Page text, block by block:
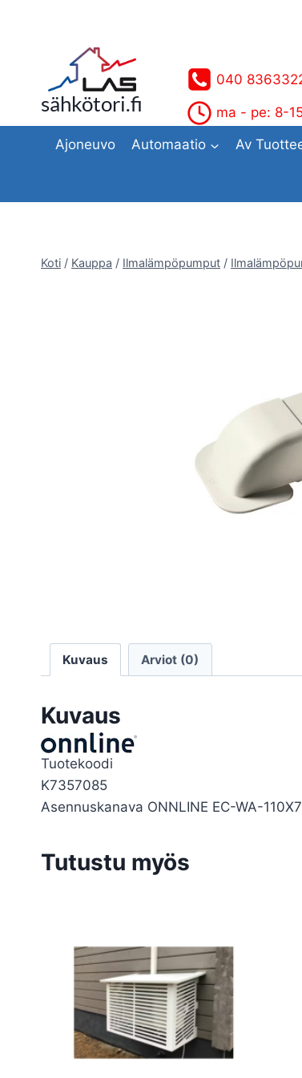
sähkötori.fi
040
ma - pe: 8-
Ajoneuvo Automaatio Av
Koti / Kauppa / Ilmalämpöpumput /
Kuvaus Arviot (0)
Kuvaus
Tuotekoodi
K7357085
Asennuskanava ONNLINE EC-WA-
Tutustu myös